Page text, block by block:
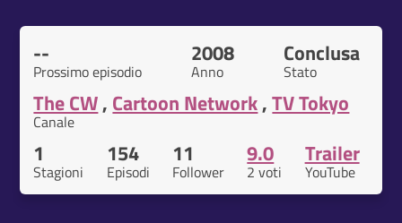
--
Prossimo episodio
2008
Anno
Conclusa
Stato
The CW, Cartoon Network,TV Tokyo
Canale
1
Stagioni
154
Episodi
11
Follower
9.0
2 voti
Trailer
YouTube